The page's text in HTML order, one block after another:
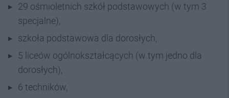
29 ośmioletnich szkół podstawowych (w tym 3
specjalne),
szkoła podstawowa dla dorosłych,
5 liceów ogólnokształcących (w tym jedno dla
dorosłych),
6 techników,